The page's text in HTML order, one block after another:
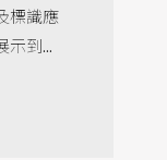
標識應
示到...